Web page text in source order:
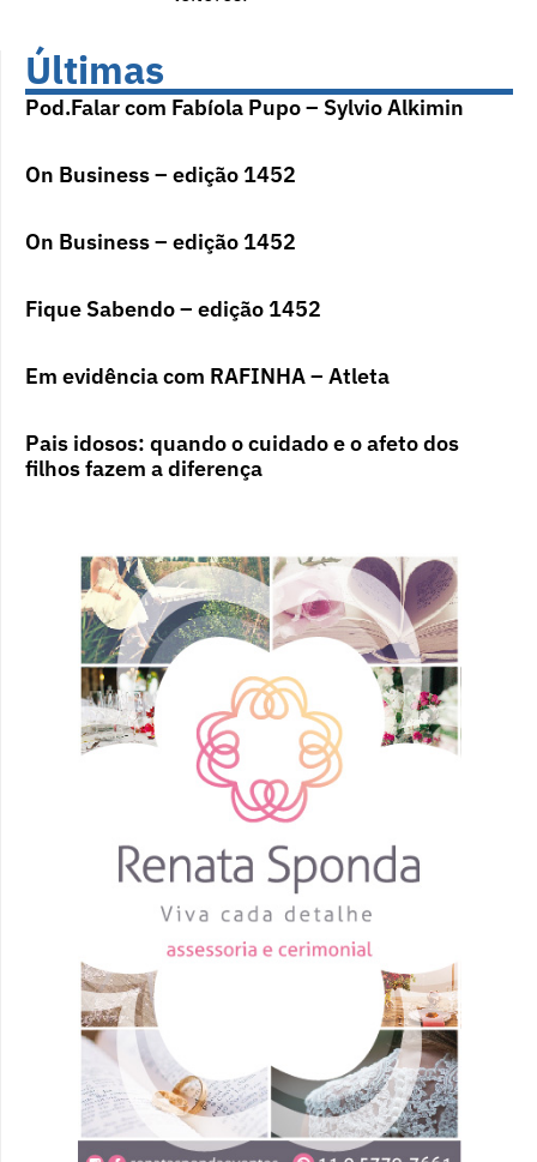
Últimas
Pod.Falar com Fabíola Pupo – Sylvio Alkimin
On Business – edição 1452
On Business – edição 1452
Fique Sabendo – edição 1452
Em evidência com RAFINHA – Atleta
Pais idosos: quando o cuidado e o afeto dos
filhos fazem a diferença